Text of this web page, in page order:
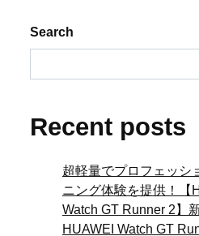
Search
Recent posts
超軽量でプロフェッシ
ニング体験を提供！【
Watch GT Runner 2】
HUAWEI Watch GT